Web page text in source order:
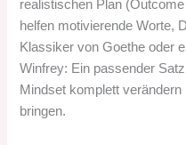
realistischen Plan
helfen motivierende Worte,
Klassiker von Goethe oder
Winfrey: Ein passender
Mindset komplett
bringen.